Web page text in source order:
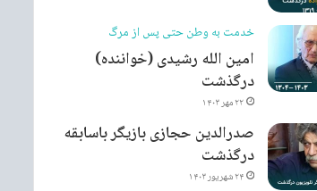
خدمت به وطن حتی پس از مرگ
امین الله رشیدی (خواننده)
درگذشت
۲۲ مهر ۱۴۰۳
صدرالدین حجازی بازیگر باسابقه
درگذشت
۲۴ شهریور ۱۴۰۳